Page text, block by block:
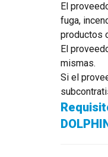
El
fuga,
productos
El
mismas.
Si el